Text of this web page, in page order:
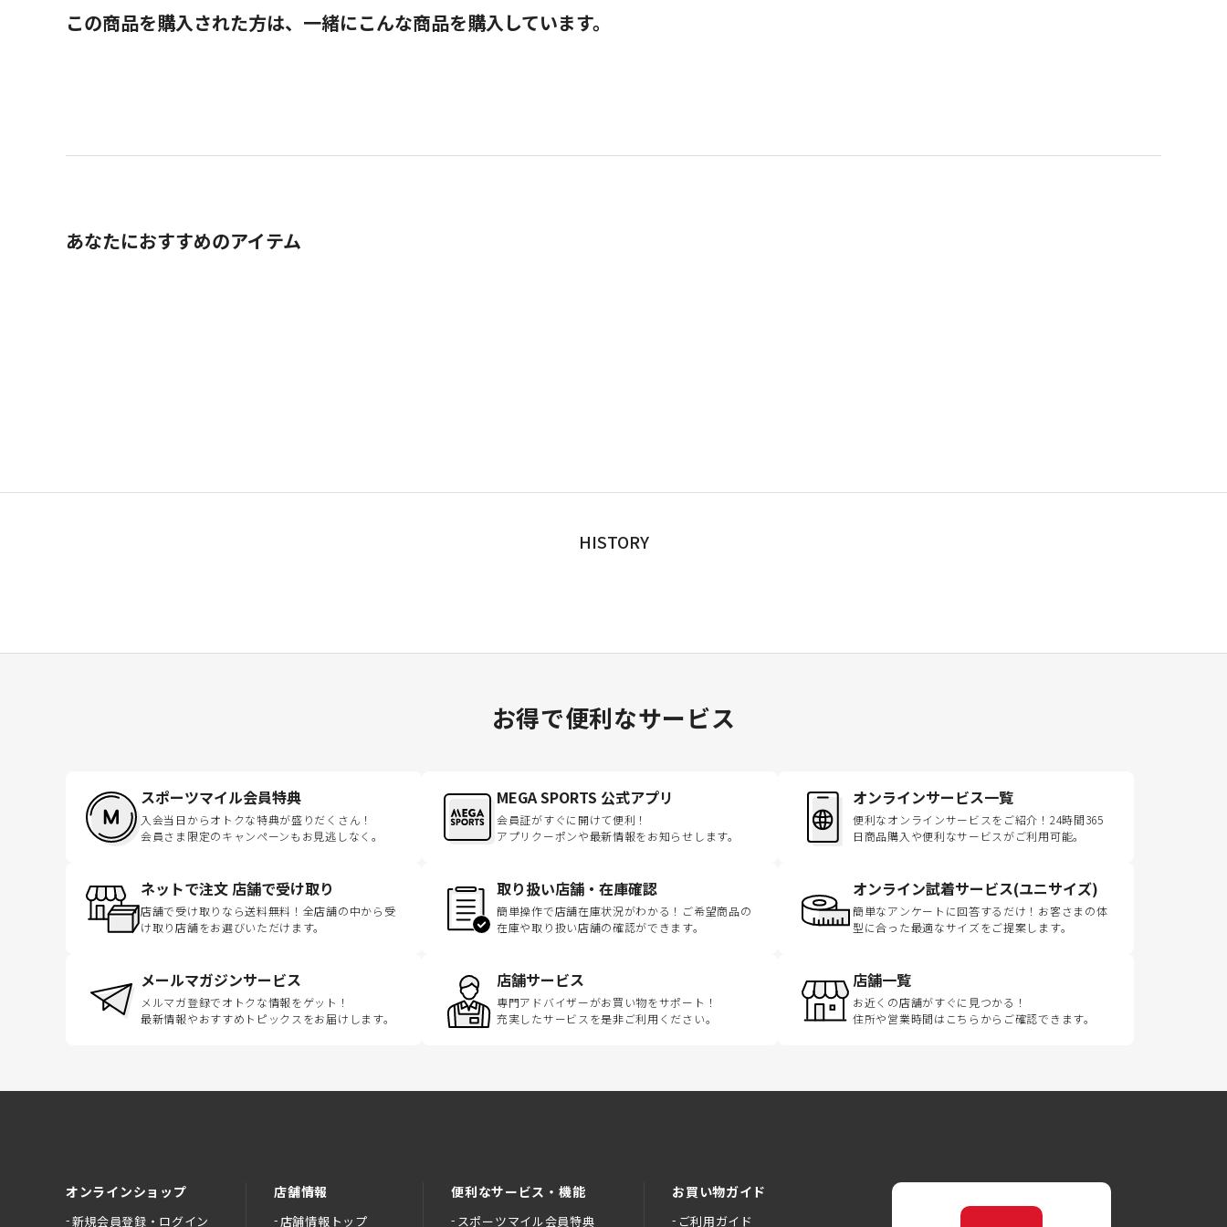
この商品を購入された方は、一緒にこんな商品を購入しています。
あなたにおすすめのアイテム
HISTORY
お得で便利なサービス
スポーツマイル会員特典
入会当日からオトクな特典が盛りだくさん！
会員さま限定のキャンペーンもお見逃しなく。
MEGA SPORTS 公式アプリ
会員証がすぐに開けて便利！
アプリクーポンや最新情報をお知らせします。
オンラインサービス一覧
便利なオンラインサービスをご紹介！24時間365
日商品購入や便利なサービスがご利用可能。
ネットで注文 店舗で受け取り
店舗で受け取りなら送料無料！全店舗の中から受
け取り店舗をお選びいただけます。
取り扱い店舗・在庫確認
簡単操作で店舗在庫状況がわかる！ご希望商品の
在庫や取り扱い店舗の確認ができます。
オンライン試着サービス(ユニサイズ)
簡単なアンケートに回答するだけ！お客さまの体
型に合った最適なサイズをご提案します。
メールマガジンサービス
メルマガ登録でオトクな情報をゲット！
最新情報やおすすめトピックスをお届けします。
店舗サービス
専門アドバイザーがお買い物をサポート！
充実したサービスを是非ご利用ください。
店舗一覧
お近くの店舗がすぐに見つかる！
住所や営業時間はこちらからご確認できます。
オンラインショップ
新規会員登録・ログイン
店舗情報
店舗情報トップ
便利なサービス・機能
スポーツマイル会員特典
お買い物ガイド
ご利用ガイド